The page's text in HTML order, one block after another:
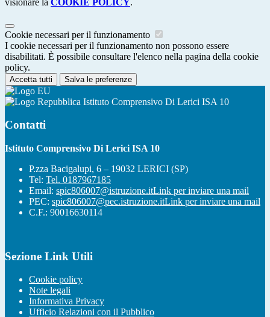
Cookie necessari per il funzionamento
I cookie necessari per il funzionamento non possono essere
disabilitati. È possibile consultare l'elenco nella pagina della cookie
policy.
Accetta tutti Salva le preferenze
Istituto Comprensivo Di Lerici ISA 10
Contatti
Istituto Comprensivo Di Lerici ISA 10
P.zza Bacigalupi, 6 – 19032 LERICI (SP)
Tel: Tel. 0187967185
Email: spic806007@istruzione.itLink per inviare una mail
PEC: spic806007@pec.istruzione.itLink per inviare una mail
C.F.: 90016630114
Sezione Link Utili
Cookie policy
Note legali
Informativa Privacy
Ufficio Relazioni con il Pubblico